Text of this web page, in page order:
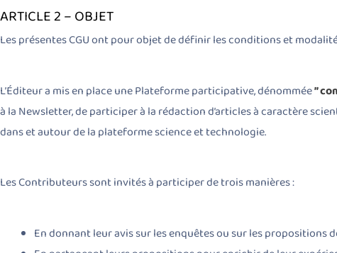
ARTICLE 2 – OBJET
Les présentes CGU ont pour objet de définir les conditions et
L’Éditeur a mis en place une Plateforme participative, dénommée”
à la Newsletter, de participer à la rédaction d’articles à caractère
dans et autour de la plateforme science et technologie.
Les Contributeurs sont invités à participer de trois manières :
En donnant leur avis sur les enquêtes ou sur les